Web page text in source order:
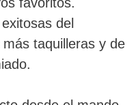
del
taquilleras y de